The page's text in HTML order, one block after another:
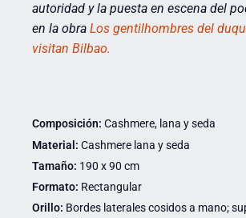
autoridad y la puesta en escena del
en la obra Los gentilhombres del
visitan Bilbao.
Composición: Cashmere, lana y seda
Material: Cashmere lana y seda
Tamaño: 190 x 90 cm
Formato: Rectangular
Orillo: Bordes laterales cosidos a mano;